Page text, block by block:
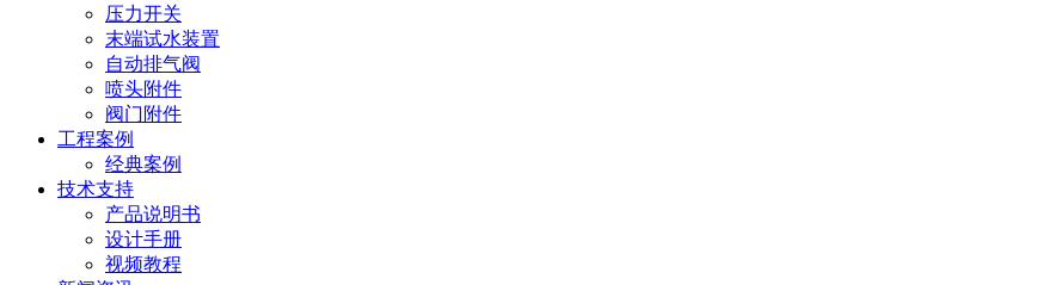
压力开关
末端试水装置
自动排气阀
喷头附件
阀门附件
工程案例
经典案例
技术支持
产品说明书
设计手册
视频教程